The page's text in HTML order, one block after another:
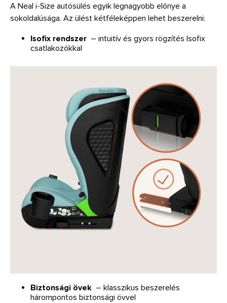
A Neal i-Size autósülés egyik legnagyobb előnye a
sokoldalúsága. Az ülést kétféleképpen lehet beszerelni:
Isofix rendszer – intuitív és gyors rögzítés Isofix
csatlakozókkal
Biztonsági övek – klasszikus beszerelés
hárompontos biztonsági övvel